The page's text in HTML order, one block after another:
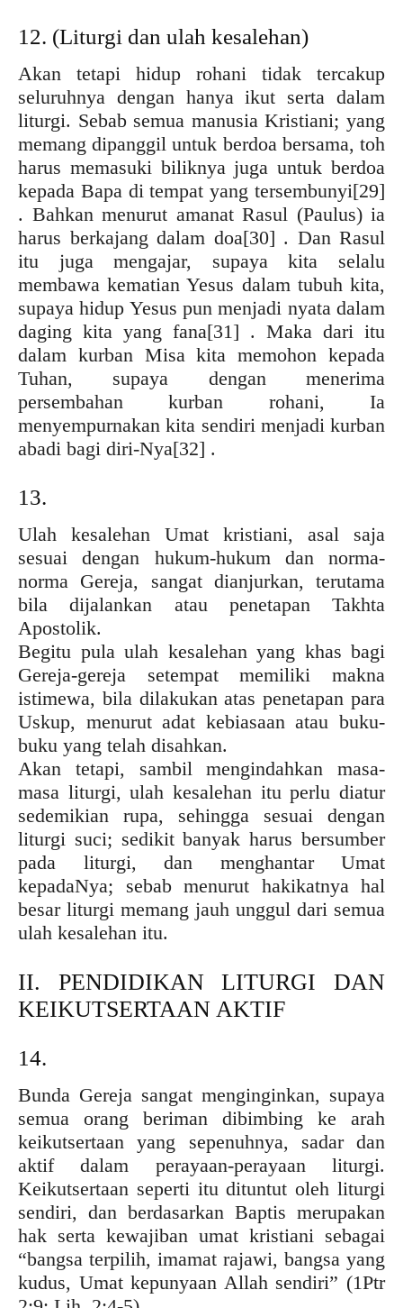
12. (Liturgi dan ulah kesalehan)
Akan tetapi hidup rohani tidak tercakup
seluruhnya dengan hanya ikut serta dalam
liturgi. Sebab semua manusia Kristiani; yang
memang dipanggil untuk berdoa bersama, toh
harus memasuki biliknya juga untuk berdoa
kepada Bapa di tempat yang tersembunyi[29]
. Bahkan menurut amanat Rasul (Paulus) ia
harus berkajang dalam doa[30] . Dan Rasul
itu juga mengajar, supaya kita selalu
membawa kematian Yesus dalam tubuh kita,
supaya hidup Yesus pun menjadi nyata dalam
daging kita yang fana[31] . Maka dari itu
dalam kurban Misa kita memohon kepada
Tuhan, supaya dengan menerima
persembahan kurban rohani, Ia
menyempurnakan kita sendiri menjadi kurban
abadi bagi diri-Nya[32] .
13.
Ulah kesalehan Umat kristiani, asal saja
sesuai dengan hukum-hukum dan norma-
norma Gereja, sangat dianjurkan, terutama
bila dijalankan atau penetapan Takhta
Apostolik.
Begitu pula ulah kesalehan yang khas bagi
Gereja-gereja setempat memiliki makna
istimewa, bila dilakukan atas penetapan para
Uskup, menurut adat kebiasaan atau buku-
buku yang telah disahkan.
Akan tetapi, sambil mengindahkan masa-
masa liturgi, ulah kesalehan itu perlu diatur
sedemikian rupa, sehingga sesuai dengan
liturgi suci; sedikit banyak harus bersumber
pada liturgi, dan menghantar Umat
kepadaNya; sebab menurut hakikatnya hal
besar liturgi memang jauh unggul dari semua
ulah kesalehan itu.
II. PENDIDIKAN LITURGI DAN
KEIKUTSERTAAN AKTIF
14.
Bunda Gereja sangat menginginkan, supaya
semua orang beriman dibimbing ke arah
keikutsertaan yang sepenuhnya, sadar dan
aktif dalam perayaan-perayaan liturgi.
Keikutsertaan seperti itu dituntut oleh liturgi
sendiri, dan berdasarkan Baptis merupakan
hak serta kewajiban umat kristiani sebagai
“bangsa terpilih, imamat rajawi, bangsa yang
kudus, Umat kepunyaan Allah sendiri” (1Ptr